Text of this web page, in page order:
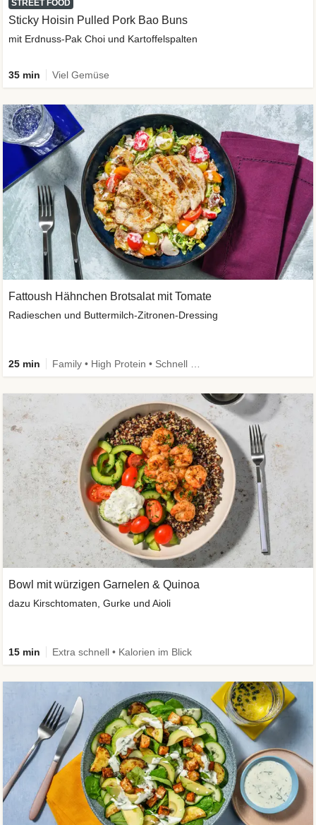
STREET FOOD
Sticky Hoisin Pulled Pork Bao Buns
mit Erdnuss-Pak Choi und Kartoffelspalten
35 min Viel Gemüse
Fattoush Hähnchen Brotsalat mit Tomate
Radieschen und Buttermilch-Zitronen-Dressing
25 min
Bowl mit würzigen Garnelen & Quinoa
dazu Kirschtomaten, Gurke und Aioli
15 min Extra schnell • Kalorien im Blick